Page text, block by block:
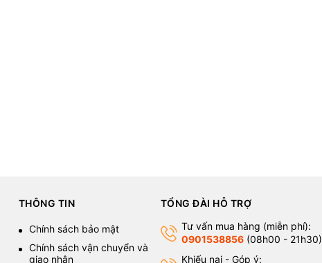
THÔNG TIN
Chính sách bảo mật
Chính sách vận chuyển và
giao nhận
TỔNG ĐÀI HỖ TRỢ
Tư vấn mua hàng (miễn phí):
0901538856(08h00 - 21h30)
Khiếu nại - Góp ý: